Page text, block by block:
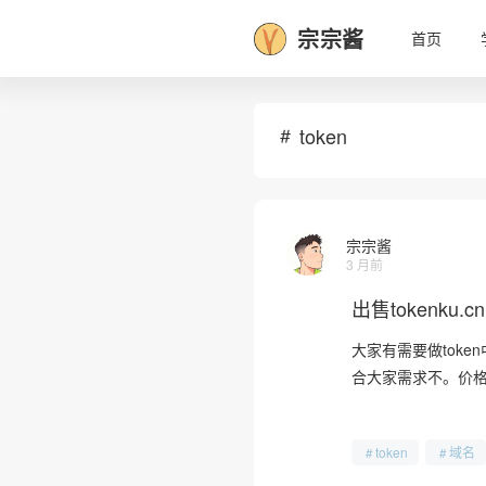
宗宗酱 首页
token
宗宗酱
3 月前
出售tokenku.cn
大家有需要做
合大家需求不。价格
token 域名